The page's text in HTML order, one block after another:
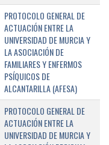
PROTOCOLO GENERAL DE
ACTUACIÓN ENTRE LA
UNIVERSIDAD DE MURCIA Y
LA ASOCIACIÓN DE
FAMILIARES Y ENFERMOS
PSÍQUICOS DE
ALCANTARILLA (AFESA)
PROTOCOLO GENERAL DE
ACTUACIÓN ENTRE LA
UNIVERSIDAD DE MURCIA Y